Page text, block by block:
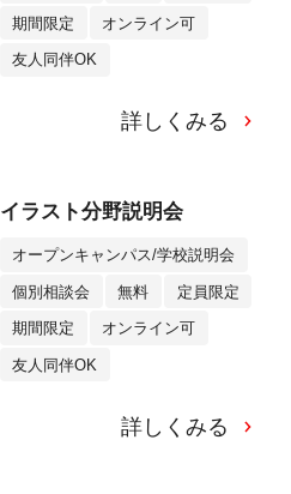
期間限定 オンライン可
友人同伴OK
詳しくみる
イラスト分野説明会
オープンキャンパス/学校説明会
個別相談会 無料 定員限定
期間限定 オンライン可
友人同伴OK
詳しくみる